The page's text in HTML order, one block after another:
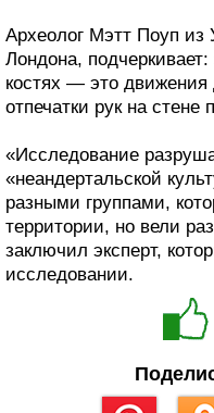
Археолог Мэтт Поуп из
Лондона,
костях — это движения
отпечатки рук на стене
«Исследование
«неандертальской
разными группами,
территории, но вели
заключил эксперт,
исследовании.